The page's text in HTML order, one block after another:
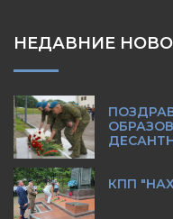
НЕДАВНИЕ
КПП